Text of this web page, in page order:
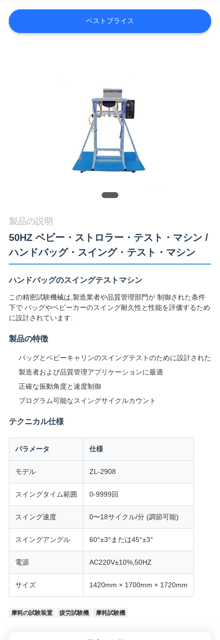
て
私
達
に
連
絡
し
引
用
を
要
求
ベストプライス
製品の説明
50HZ ベビー・ストロラー・テスト・マシン /
ハンドバッグ・スイング・テスト・マシン
ハンドバッグのスイングテストマシン
この精密試験機械は,製造業者や品質管理部門が 制御された条件
下で バッグやベビーカーのスイング耐久性と性能を評価するため
に設計されています.
製品の特徴
バッグとベビーキャリンのスイングテストのために設計された
製造者および品質管理アプリケーションに最適
正確な振動角度と速度制御
プログラム可能なスイングサイクルカウント
テクニカル仕様
パラメータ 仕様
モデル ZL-2908
スイングタイム範囲 0-9999回
スイング速度 0〜18サイクル/分 (調節可能)
スイングアングル 60°±3°または45°±3°
電源 AC220V±10%,50HZ
サイズ 1420mm × 1700mm × 1720mm
摩耗の試験装置 疲労試験機 摩耗試験機